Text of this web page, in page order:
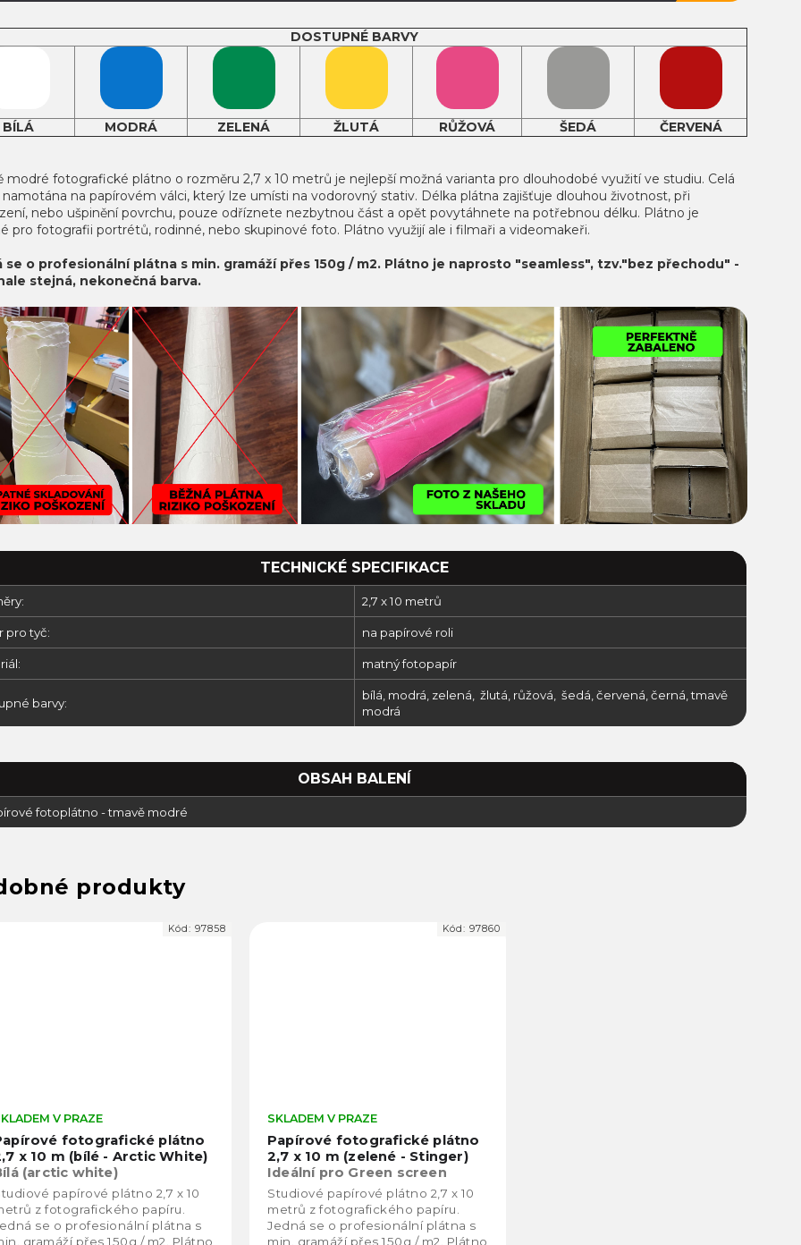
DOSTUPNÉ BARVY
BÍLÁ MODRÁ ZELENÁ ŽLUTÁ RŮŽOVÁ ŠEDÁ ČERVENÁ
modré fotografické plátno o rozměru 2,7 x 10 metrů je nejlepší možná varianta pro dlouhodobé využití ve studiu. Celá
namotána na papírovém válci, který lze umísti na vodorovný stativ. Délka plátna zajišťuje dlouhou životnost, při
nebo ušpinění povrchu, pouze odříznete nezbytnou část a opět povytáhnete na potřebnou délku. Plátno je
pro fotografii portrétů, rodinné, nebo skupinové foto. Plátno využijí ale i filmaři a videomakeři.
se o profesionální plátna s min. gramáží přes 150g / m2. Plátno je naprosto "seamless", tzv."bez přechodu" -
stejná, nekonečná barva.
TECHNICKÉ SPECIFIKACE
2,7 x 10 metrů
pro tyč: na papírové roli
matný fotopapír
barvy:
bílá, modrá, zelená, žlutá, růžová, šedá, červená, černá, tmavě
modrá
OBSAH BALENÍ
fotoplátno - tmavě modré
fotografické plátno
x 10 m (bílé - Arctic White)
(arctic white)
V PRAZE
papírové plátno 2,7 x 10
z fotografického papíru.
se o profesionální plátna s
gramáží přes 150g / m2. Plátno
Kód: 97858
Papírové fotografické plátno
2,7 x 10 m (zelené - Stinger)
Ideální pro Green screen
klíčování
SKLADEM V PRAZE
Studiové papírové plátno 2,7 x 10
metrů z fotografického papíru.
Jedná se o profesionální plátna s
min. gramáží přes 150g / m2. Plátno
Kód: 97860